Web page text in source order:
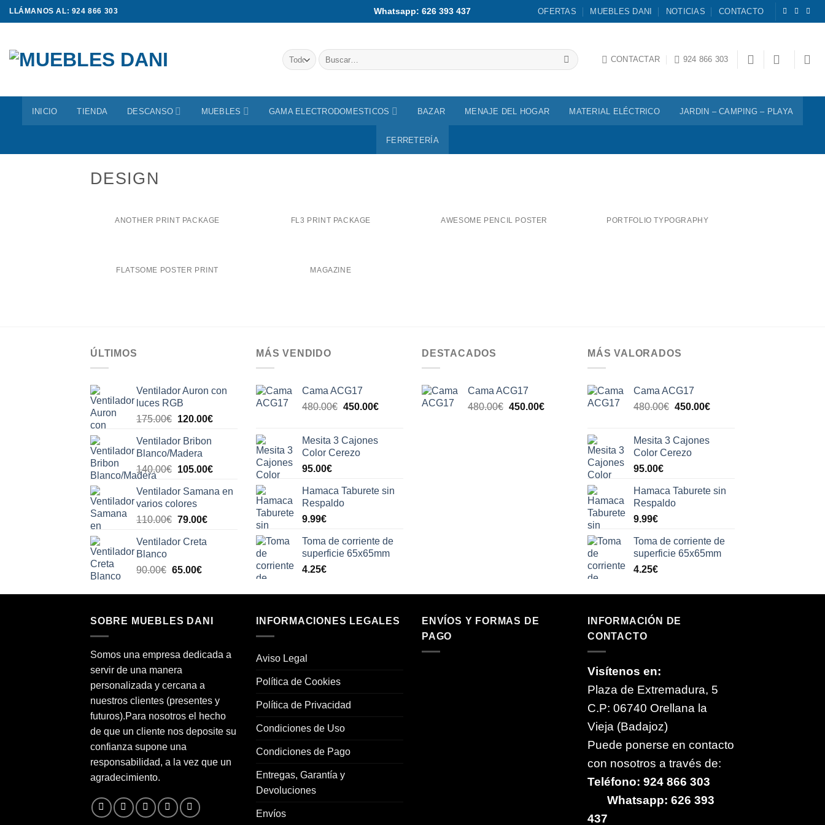
Saltar
al
LLÁMANOS AL: 924 866 303 Whatsapp: 626 393 437 OFERTAS MUEBLES DANI NOTICIAS CONTACTO
Buscar
por:
CONTACTAR 924 866 303
INICIO TIENDA DESCANSO MUEBLES GAMA ELECTRODOMESTICOS BAZAR MENAJE DEL HOGAR MATERIAL ELÉCTRICO JARDIN – CAMPING – PLAYA
FERRETERÍA
DESIGN
ANOTHER PRINT PACKAGE FL3 PRINT PACKAGE AWESOME PENCIL POSTER PORTFOLIO TYPOGRAPHY
FLATSOME POSTER PRINT MAGAZINE
ÚLTIMOS
Ventilador Auron con
luces RGB
175.00€ El
original
era:
175.00€.
120.00€El
120.00€.
Ventilador Bribon
Blanco/Madera
140.00€ El
original
era:
140.00€.
105.00€El
actual
Ventilador Samana en
varios colores
110.00€ El
original
110.00€.
79.00€El
actual
Ventilador Creta
Blanco
90.00€ El
original
90.00€.
65.00€El
actual
65.00€.
MÁS VENDIDO
Cama ACG17
480.00€ El
era:
480.00€.
450.00€El
es:
Mesita 3 Cajones
Color Cerezo
95.00€
Hamaca Taburete sin
Respaldo
9.99€
Toma de corriente de
superficie 65x65mm
4.25€
DESTACADOS
Cama ACG17
480.00€ El
450.00€El
MÁS VALORADOS
Cama ACG17
480.00€ El
era:
480.00€.
450.00€El
es:
Mesita 3 Cajones
Color Cerezo
95.00€
Hamaca Taburete sin
Respaldo
9.99€
Toma de corriente de
superficie 65x65mm
4.25€
SOBRE MUEBLES DANI
Somos una empresa dedicada a
servir de una manera
personalizada y cercana a
nuestros clientes (presentes y
futuros).Para nosotros el hecho
de que un cliente nos deposite su
confianza supone una
responsabilidad, a la vez que un
agradecimiento.
INFORMACIONES LEGALES
Aviso Legal
Política de Cookies
Política de Privacidad
Condiciones de Uso
Condiciones de Pago
Entregas, Garantía y
Devoluciones
Envíos
ENVÍOS Y FORMAS DE
PAGO
INFORMACIÓN DE
CONTACTO
Visítenos en:
Plaza de Extremadura, 5
C.P: 06740 Orellana la
Vieja (Badajoz)
Puede ponerse en contacto
con nosotros a través de:
Teléfono: 924 866 303
Whatsapp: 626 393
437